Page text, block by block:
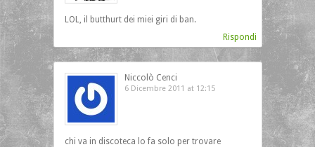
LOL, il butthurt dei miei giri di ban.
Rispondi
Niccolò Cenci
6 Dicembre 2011 at 12:15
chi va in discoteca lo fa solo per trovare